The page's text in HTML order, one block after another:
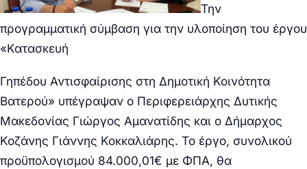
Την
προγραμματική σύμβαση για την υλοποίηση του έργου
«Κατασκευή
Γηπέδου Αντισφαίρισης στη Δημοτική Κοινότητα
Βατερού» υπέγραψαν ο Περιφερειάρχης Δυτικής
Μακεδονίας Γιώργος Αμανατίδης και ο Δήμαρχος
Κοζάνης Γιάννης Κοκκαλιάρης. Το έργο, συνολικού
προϋπολογισμού 84.000,01€ με ΦΠΑ, θα